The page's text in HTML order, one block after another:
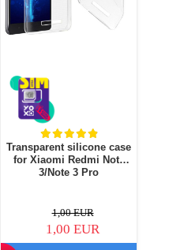
Transparent silicone case
for Xiaomi Redmi Note
3/Note 3 Pro
1,00 EUR
1,00 EUR